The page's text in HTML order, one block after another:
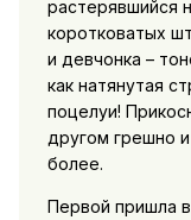
растерявшийся
коротковатых
и девчонка –
как натянутая
поцелуи!
другом грешно
более.
Первой пришла в